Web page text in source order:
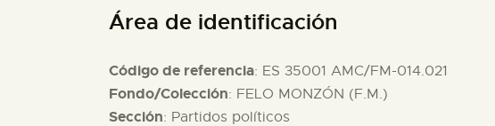
Área de identificación
Código de referencia: ES 35001 AMC/FM-014.021
Fondo/Colección: FELO MONZÓN (F.M.)
Sección: Partidos políticos